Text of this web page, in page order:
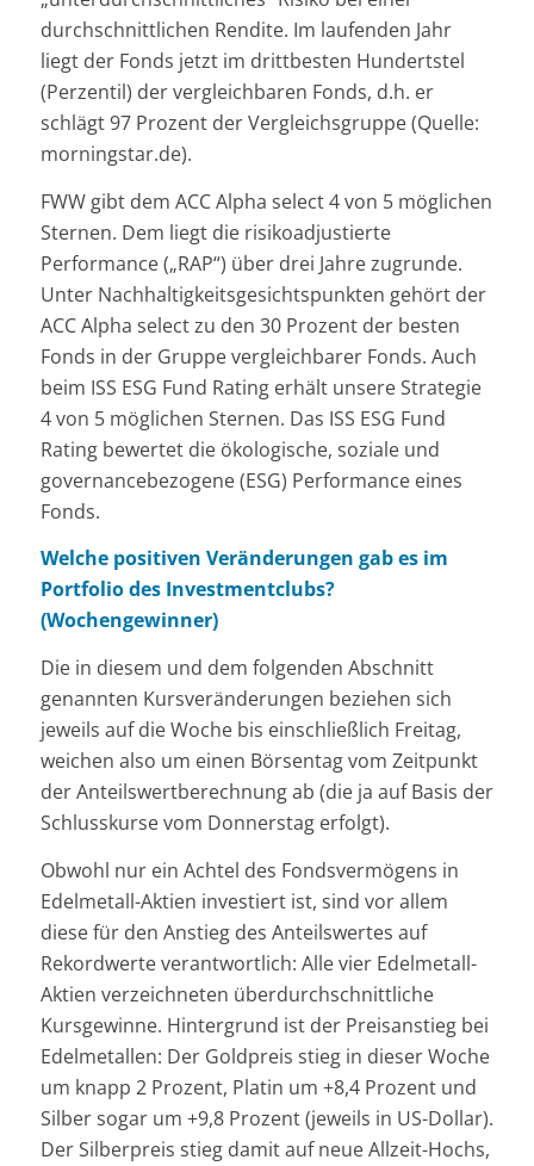
durchschnittlichen Rendite. Im laufenden Jahr
liegt der Fonds jetzt im drittbesten Hundertstel
(Perzentil) der vergleichbaren Fonds, d.h. er
schlägt 97 Prozent der Vergleichsgruppe (Quelle:
morningstar.de).
FWW gibt dem ACC Alpha select 4 von 5 möglichen
Sternen. Dem liegt die risikoadjustierte
Performance („RAP“) über drei Jahre zugrunde.
Unter Nachhaltigkeitsgesichtspunkten gehört der
ACC Alpha select zu den 30 Prozent der besten
Fonds in der Gruppe vergleichbarer Fonds. Auch
beim ISS ESG Fund Rating erhält unsere Strategie
4 von 5 möglichen Sternen. Das ISS ESG Fund
Rating bewertet die ökologische, soziale und
governancebezogene (ESG) Performance eines
Fonds.
Welche positiven Veränderungen gab es im
Portfolio des Investmentclubs?
(Wochengewinner)
Die in diesem und dem folgenden Abschnitt
genannten Kursveränderungen beziehen sich
jeweils auf die Woche bis einschließlich Freitag,
weichen also um einen Börsentag vom Zeitpunkt
der Anteilswertberechnung ab (die ja auf Basis der
Schlusskurse vom Donnerstag erfolgt).
Obwohl nur ein Achtel des Fondsvermögens in
Edelmetall-Aktien investiert ist, sind vor allem
diese für den Anstieg des Anteilswertes auf
Rekordwerte verantwortlich: Alle vier Edelmetall-
Aktien verzeichneten überdurchschnittliche
Kursgewinne. Hintergrund ist der Preisanstieg bei
Edelmetallen: Der Goldpreis stieg in dieser Woche
um knapp 2 Prozent, Platin um +8,4 Prozent und
Silber sogar um +9,8 Prozent (jeweils in US-Dollar).
Der Silberpreis stieg damit auf neue Allzeit-Hochs,